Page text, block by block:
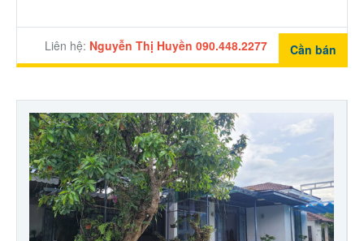
Liên hệ: Nguyễn Thị Huyền 090.448.2277 Cần bán